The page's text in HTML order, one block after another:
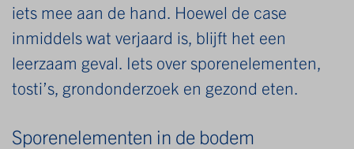
iets mee aan de hand. Hoewel de case
inmiddels wat verjaard is, blijft het een
leerzaam geval. Iets over sporenelementen,
tosti’s, grondonderzoek en gezond eten.
Sporenelementen in de bodem